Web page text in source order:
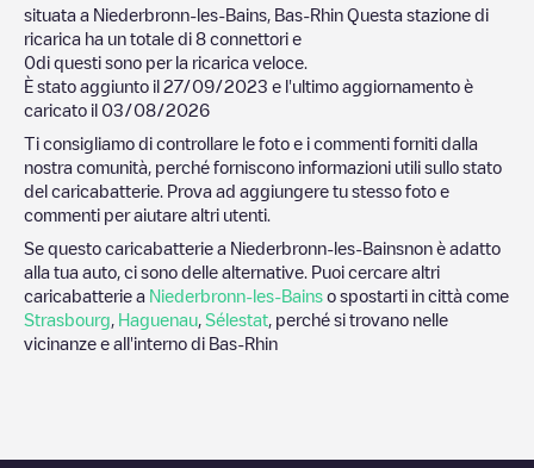
situata a Niederbronn-les-Bains Bas-Rhin Questa stazione di
ricarica ha un totale di 8 connettori e
0di questi sono per la ricarica veloce.
È stato aggiunto il 27/09/2023 e l'ultimo aggiornamento è
caricato il 03/08/2026
Ti consigliamo di controllare le foto e i commenti forniti dalla
nostra comunità, perché forniscono informazioni utili sullo stato
del caricabatterie. Prova ad aggiungere tu stesso foto e
commenti per aiutare altri utenti.
Se questo caricabatterie a Niederbronn-les-Bainsnon è adatto
alla tua auto, ci sono delle alternative. Puoi cercare altri
caricabatterie a Niederbronn-les-Bains o spostarti in città come
Strasbourg Haguenau Sélestat , perché si trovano nelle
vicinanze e all'interno di Bas-Rhin